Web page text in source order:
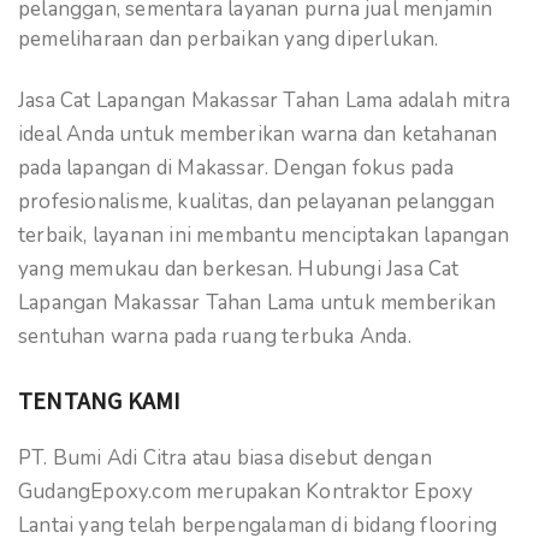
pelanggan, sementara layanan purna jual menjamin
pemeliharaan dan perbaikan yang diperlukan.
Jasa Cat Lapangan Makassar Tahan Lama adalah mitra
ideal Anda untuk memberikan warna dan ketahanan
pada lapangan di Makassar. Dengan fokus pada
profesionalisme, kualitas, dan pelayanan pelanggan
terbaik, layanan ini membantu menciptakan lapangan
yang memukau dan berkesan. Hubungi Jasa Cat
Lapangan Makassar Tahan Lama untuk memberikan
sentuhan warna pada ruang terbuka Anda.
TENTANG KAMI
PT. Bumi Adi Citra atau biasa disebut dengan
GudangEpoxy.com merupakan Kontraktor Epoxy
Lantai yang telah berpengalaman di bidang flooring